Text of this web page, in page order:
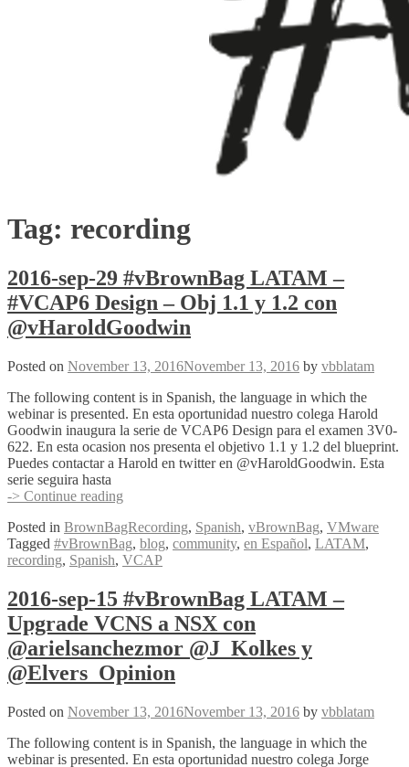
Tag: recording
2016-sep-29 #vBrownBag LATAM –
#VCAP6 Design – Obj 1.1 y 1.2 con
@vHaroldGoodwin
Posted on November 13, 2016November 13, 2016 by vbblatam
The following content is in Spanish, the language in which the
webinar is presented. En esta oportunidad nuestro colega Harold
Goodwin inaugura la serie de VCAP6 Design para el examen 3V0-
622. En esta ocasion nos presenta el objetivo 1.1 y 1.2 del blueprint.
Puedes contactar a Harold en twitter en @vHaroldGoodwin. Esta
serie seguira hasta
-> Continue reading
29
#vBrownBag
LATAM
#VCAP6
Design
–
Obj
1.1
y
con
Posted in BrownBagRecording, Spanish, vBrownBag, VMware
Tagged #vBrownBag, blog, community, en Español, LATAM,
recording, Spanish, VCAP
2016-sep-15 #vBrownBag LATAM –
Upgrade VCNS a NSX con
@arielsanchezmor @J_Kolkes y
@Elvers_Opinion
Posted on November 13, 2016November 13, 2016 by vbblatam
The following content is in Spanish, the language in which the
webinar is presented. En esta oportunidad nuestro colega Jorge